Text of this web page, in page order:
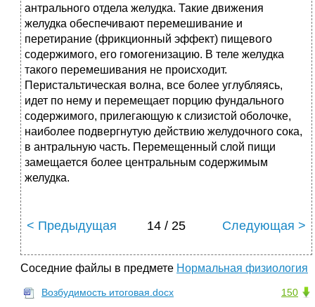
антрального отдела желудка. Такие движения
желудка обеспечивают перемешивание и
перетирание (фрикционный эффект) пищевого
содержимого, его гомогенизацию. В теле желудка
такого перемешивания не происходит.
Перистальтическая волна, все более углубляясь,
идет по нему и перемещает порцию фундального
содержимого, прилегающую к слизистой оболочке,
наиболее подвергнутую действию желудочного сока,
в антральную часть. Перемещенный слой пищи
замещается более центральным содержимым
желудка.
< Предыдущая 14 / 25 Следующая >
Соседние файлы в предмете Нормальная физиология
150
Возбудимость итоговая.docx